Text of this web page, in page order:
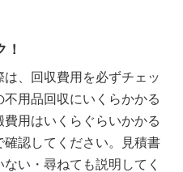
、回収費用を必ずチェッ
用品回収にいくらかかる
用はいくらぐらいかかる
認してください。見積書
い・尋ねても説明してく